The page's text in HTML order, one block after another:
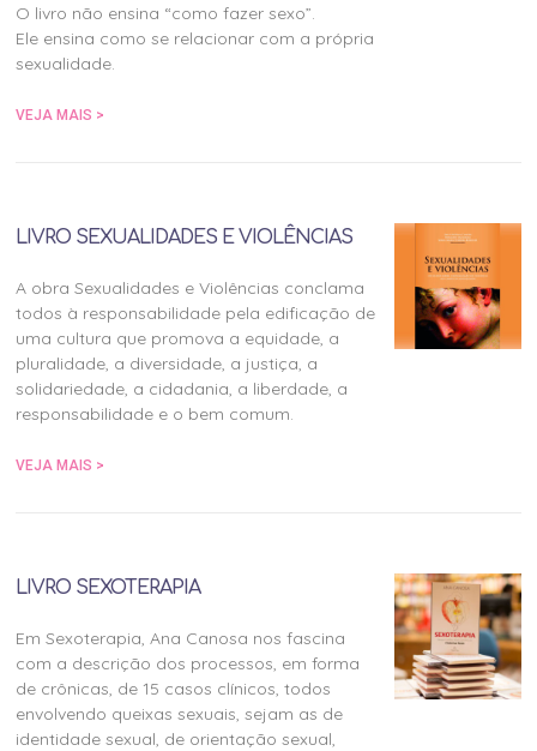
O livro não ensina “como fazer sexo”.
Ele ensina como se relacionar com a própria
sexualidade.
VEJA MAIS >
LIVRO SEXUALIDADES E VIOLÊNCIAS
A obra Sexualidades e Violências conclama
todos à responsabilidade pela edificação de
uma cultura que promova a equidade, a
pluralidade, a diversidade, a justiça, a
solidariedade, a cidadania, a liberdade, a
responsabilidade e o bem comum.
VEJA MAIS >
LIVRO SEXOTERAPIA
Em Sexoterapia, Ana Canosa nos fascina
com a descrição dos processos, em forma
de crônicas, de 15 casos clínicos, todos
envolvendo queixas sexuais, sejam as de
identidade sexual, de orientação sexual,